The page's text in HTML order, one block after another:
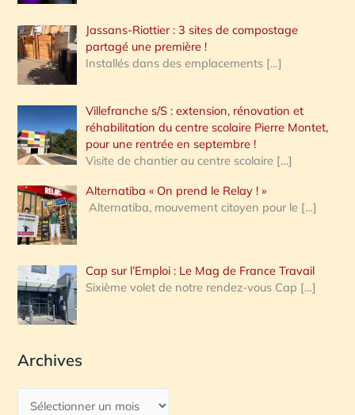
Jassans-Riottier : 3 sites de compostage
partagé une première !
Installés dans des emplacements […]
Villefranche s/S : extension, rénovation et
réhabilitation du centre scolaire Pierre Montet,
pour une rentrée en septembre !
Visite de chantier au centre scolaire […]
Alternatiba « On prend le Relay ! »
Alternatiba, mouvement citoyen pour le […]
Cap sur l’Emploi : Le Mag de France Travail
Sixième volet de notre rendez-vous Cap […]
Archives